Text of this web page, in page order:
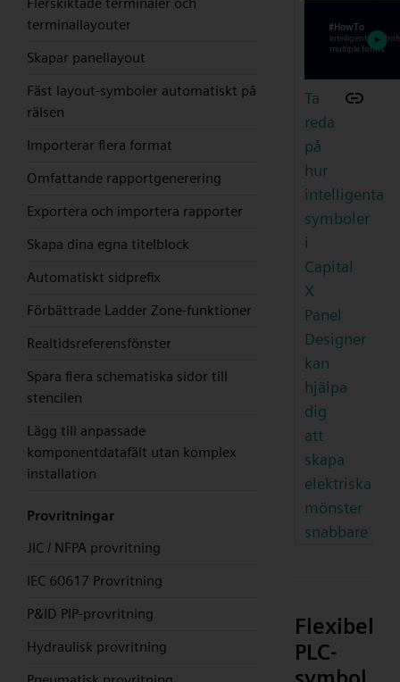
terminallayouter
Skapar panellayout
Fäst layout-symboler automatiskt på
rälsen
Importerar flera format
Omfattande rapportgenerering
Exportera och importera rapporter
Skapa dina egna titelblock
Automatiskt sidprefix
Förbättrade Ladder Zone-funktioner
Realtidsreferensfönster
Spara flera schematiska sidor till
stencilen
Lägg till anpassade
komponentdatafält utan komplex
installation
Provritningar
JIC / NFPA provritning
IEC 60617 Provritning
P&ID PIP-provritning
Hydraulisk provritning
Ta
reda
på
hur
intelligenta
symboler
i
Capital
X
Panel
Designer
kan
hjälpa
dig
att
skapa
elektriska
mönster
snabbare
Flexibel
PLC-